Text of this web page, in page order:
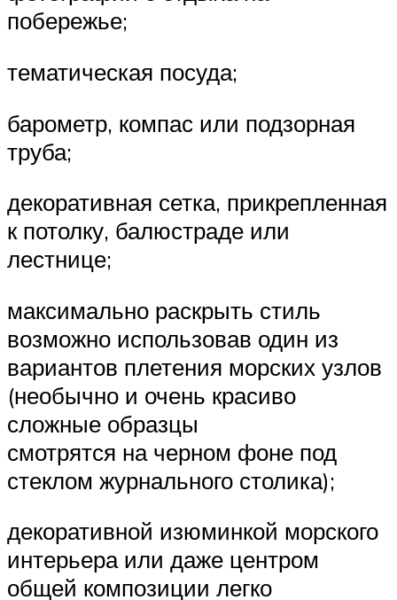
побережье;
тематическая посуда;
барометр, компас или подзорная
труба;
декоративная сетка, прикрепленная
к потолку, балюстраде или
лестнице;
максимально раскрыть стиль
возможно использовав один из
вариантов плетения морских узлов
(необычно и очень красиво
сложные образцы
смотрятся на черном фоне под
стеклом журнального столика);
декоративной изюминкой морского
интерьера или даже центром
общей композиции легко